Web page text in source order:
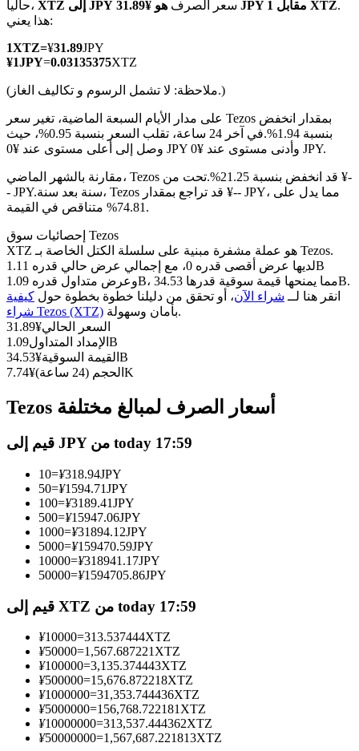
مشتقات الأسهم والعملات الأجنبية والمعادن الثمينة والسلع
العقود الآجلة باستخدام USDC كضمان
انضم إلى أفضل المتداولين
كن متداول نسخ
استمتع بتقاسم الأرباح وعمولات نسخ التداول
حالياً، XTZ إلى JPY سعر الصرف هو ¥31.89 JPY مقابل 1 XTZ.
هذا يعني:
1XTZ=¥31.89JPY
¥1JPY=0.03135375XTZ
(ملاحظة: لا تشمل الرسوم و تكاليف الغاز.)
على مدار الأيام السبعة الماضية، تغير سعر Tezos بمقدار انخفض
بنسبة 1.94%.
في آخر 24 ساعة، تقلب السعر بنسبة 0.95%، حيث
وصل إلى أعلى مستوى عند ¥0 JPY وأدنى مستوى عند ¥0 JPY.
مقارنة بالشهر الماضي، Tezos قد انخفض بنسبة 21.25%.تحت من ¥-
- JPY.سنة بعد سنة، Tezos قد تراجع بمقدار ¥-- JPY، مما يدل على
74.81% متناقص في القيمة.
إحصائيات سوق Tezos
XTZ هو عملة مشفرة مبنية على سلسلة الكتل الخاصة بـ Tezos.
لديها عرض أقصى قدره 0، مع إجمالي عرض حالي قدره 1.11B
وعرض متداول قدره 1.09B، مما يمنحها قيمة سوقية قدرها 34.53B.
انقر هنا لــ شراء الآن، أو تحقق من دليلنا خطوة بخطوة حول كيفية
شراء Tezos (XTZ)
بأمان وسهولة.
السعر الحالي¥
31.89
الإمداد المتداول 1.09B
القيمة السوقية¥
34.53B
الحجم (24 ساعة)
¥ 7.74K
Tezos أسعار الصرف لمبالغ مختلفة
قيم إلى JPY من today 17:59
10=¥318.94JPY
50=¥1594.71JPY
100=¥3189.41JPY
500=¥15947.06JPY
1000=¥31894.12JPY
5000=¥159470.59JPY
10000=¥318941.17JPY
50000=¥1594705.86JPY
قيم إلى XTZ من today 17:59
¥10000=313.537444XTZ
¥50000=1,567.687221 XTZ
¥100000=3,135.374443XTZ
¥500000=15,676.872218XTZ
¥1000000=31,353.744436XTZ
¥5000000=156,768.722181 XTZ
¥10000000=313,537.444362XTZ
¥50000000=1,567,687.221813XTZ